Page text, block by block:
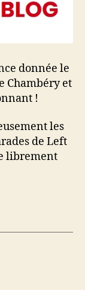
donnée le
Chambéry et
!
les
de Left
librement